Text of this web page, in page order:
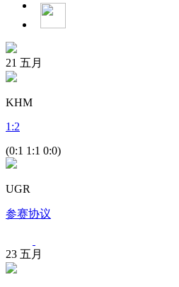
21 五月
KHM
1 :2
(0:1 1:1 0:0)
UGR
参赛协议
23 五月